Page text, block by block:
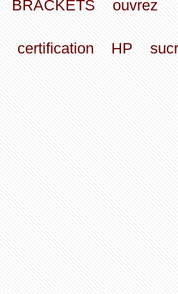
BRACKETS
ouvrez
certification HP